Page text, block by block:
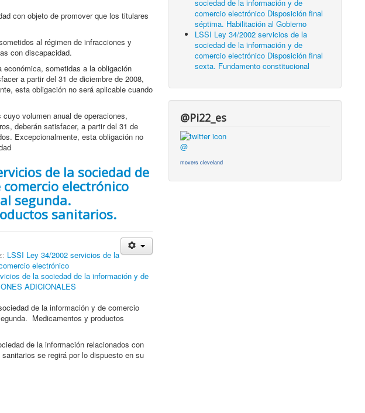
con objeto de promover que los titulares
al régimen de infracciones y
con discapacidad.
sometidas a la obligación
a partir del 31 de diciembre de 2008,
esta obligación no será aplicable cuando
volumen anual de operaciones,
deberán satisfacer, a partir del 31 de
Excepcionalmente, esta obligación no
de la sociedad de
electrónico
segunda.
sanitarios.
LSSI Ley 34/2002 servicios de la
electrónico
de la sociedad de la información y de
ADICIONALES
de la información y de comercio
Medicamentos y productos
de la información relacionados con
se regirá por lo dispuesto en su
sociedad de la información y de
comercio electrónico Disposición final
séptima. Habilitación al Gobierno
LSSI Ley 34/2002 servicios de la
sociedad de la información y de
comercio electrónico Disposición final
sexta. Fundamento constitucional
@Pi22_es
@
movers cleveland